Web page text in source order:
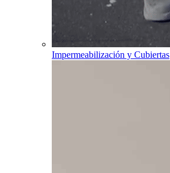
Impermeabilización y Cubiertas